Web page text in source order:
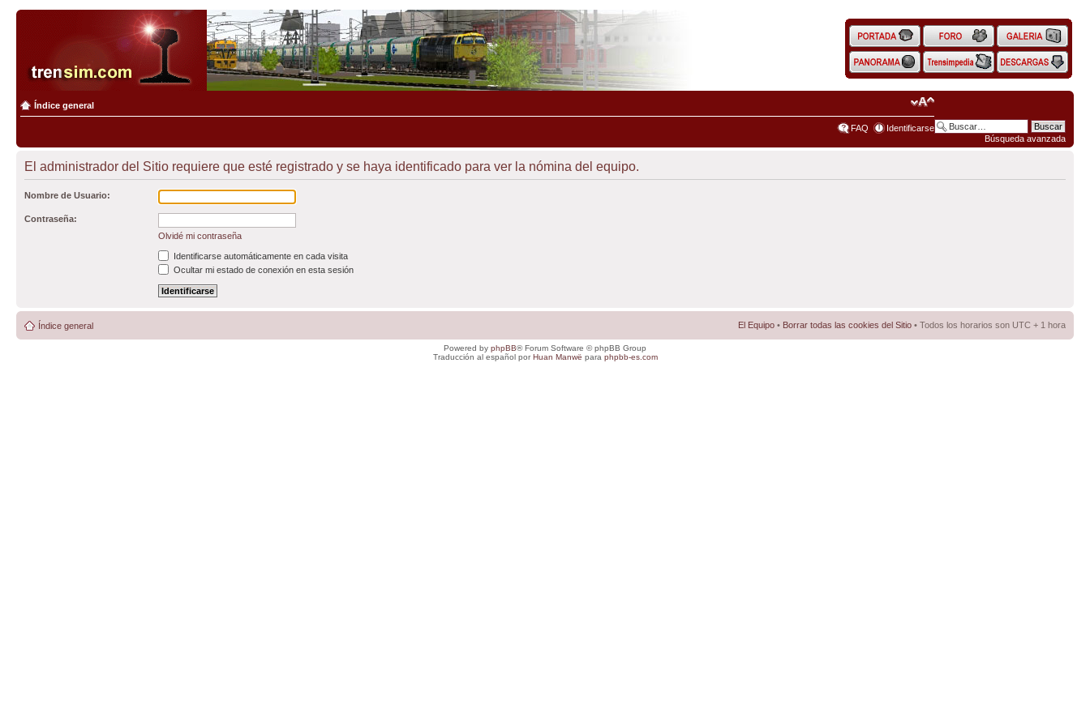
Búsqueda avanzada
Índice general
FAQ Identificarse
El administrador del Sitio requiere que esté registrado y se haya identificado para ver la nómina del equipo.
Nombre de Usuario:
Contraseña:
Olvidé mi contraseña
Identificarse automáticamente en cada visita
Ocultar mi estado de conexión en esta sesión
Índice general El Equipo • Borrar todas las cookies del Sitio • Todos los horarios son UTC + 1 hora
Powered by phpBB® Forum Software © phpBB Group
Traducción al español porHuan Manwë para phpbb-es.com